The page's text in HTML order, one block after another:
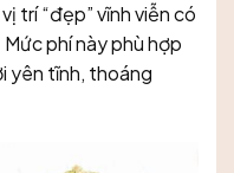
trí “đẹp” vĩnh viễn có
phí này phù hợp
yên tĩnh, thoáng